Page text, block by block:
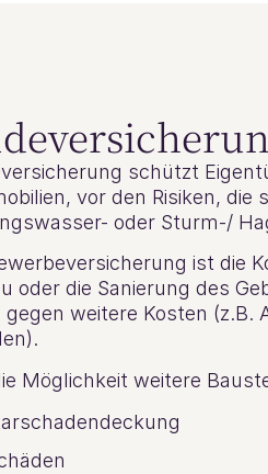
schützt
vor den Risiken, die
oder Sturm-/
ist die
oder die Sanierung des
weitere Kosten (z.B.
Möglichkeit weitere